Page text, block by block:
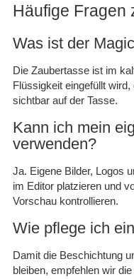
Häufige Fragen
Was ist der
Die Zaubertasse ist im
Flüssigkeit eingefüllt
sichtbar auf der Tasse.
Kann ich mein
verwenden?
Ja. Eigene Bilder, Logos
im Editor platzieren und
Vorschau kontrollieren.
Wie pflege ich
Damit die Beschichtung
bleiben, empfehlen wir